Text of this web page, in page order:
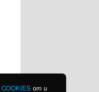
COOKIES om u